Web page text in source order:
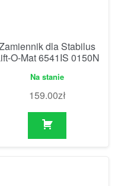
dla Stabilus
O-Mat 6541IS 0150N
Na stanie
159.00zł